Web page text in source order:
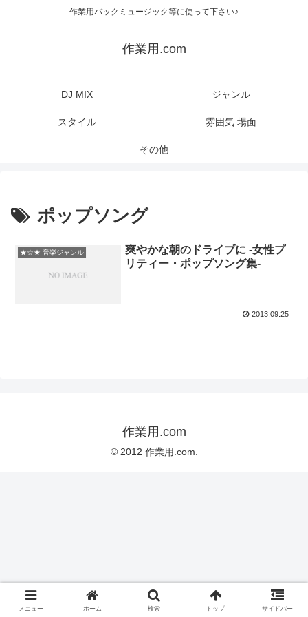
作業用バックミュージック等に使って下さい♪
作業用.com
DJ MIX ジャンル
スタイル 雰囲気 場面
その他
ポップソング
★☆★ 音楽ジャンル
爽やかな朝のドライブに -女性プ
リティー・ポップソング集-
2013.09.25
作業用.com
© 2012 作業用.com.
メニュー ホーム 検索 トップ サイドバー